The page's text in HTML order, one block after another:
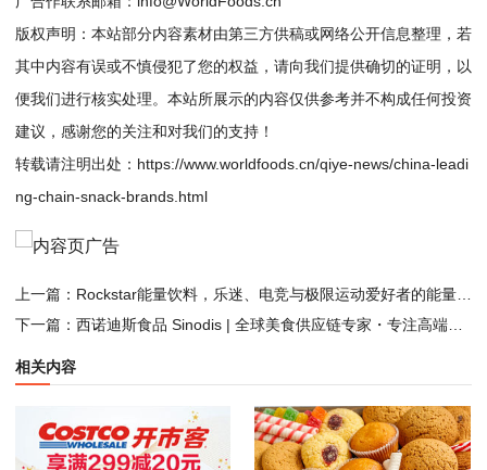
版权声明：本站部分内容素材由第三方供稿或网络公开信息整理，若
其中内容有误或不慎侵犯了您的权益，请向我们提供确切的证明，以
便我们进行核实处理。本站所展示的内容仅供参考并不构成任何投资
建议，感谢您的关注和对我们的支持！
转载请注明出处： https://www.worldfoods.cn/qiye-news/china-leadi
ng-chain-snack-brands.html
上一篇： Rockstar能量饮料，乐迷、电竞与极限运动爱好者的能量补给收藏
下一篇： 西诺迪斯食品 Sinodis | 全球美食供应链专家・专注高端食品进口与分销
相关内容